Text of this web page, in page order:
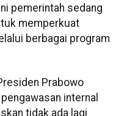
pemerintah sedang
memperkuat
berbagai program
Prabowo
internal
tidak ada lagi